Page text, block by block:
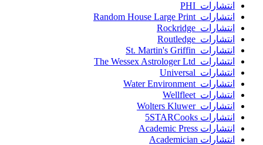
انتشارات PHI
انتشارات Random House Large Print
انتشارات Rockridge
انتشارات Routledge
انتشارات St. Martin's Griffin
انتشارات The Wessex Astrologer Ltd
انتشارات Universal
انتشارات Water Environment
انتشارات Wellfleet
انتشارات Wolters Kluwer
انتشارات 5STARCooks
انتشارات Academic Press
انتشارات Academician